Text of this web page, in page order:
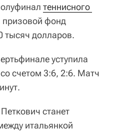
теннисного
призовой фонд
тысяч долларов.
уступила
со счетом 3:6, 2:6. Матч
станет
итальянкой